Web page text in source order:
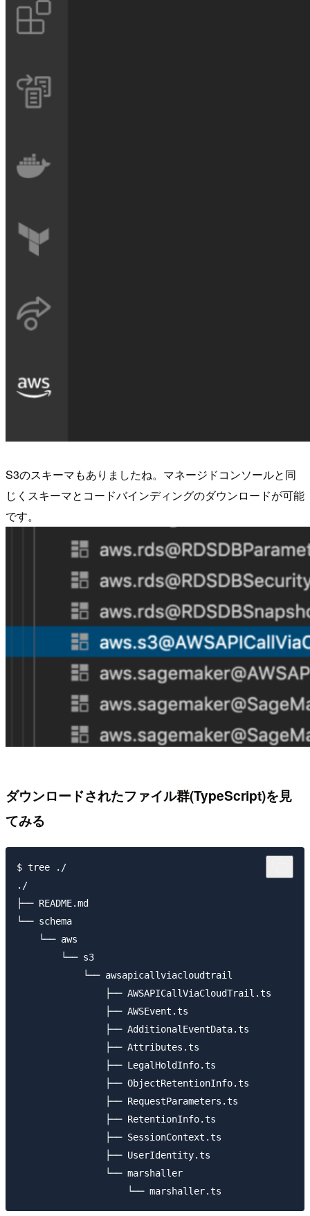
S3のスキーマもありましたね。マネージドコンソールと同
じくスキーマとコードバインディングのダウンロードが可能
です。
ダウンロードされたファイル群(TypeScript)を見
てみる
$ tree ./
./
├── README.md
└── schema
    └── aws
        └── s3
            └── awsapicallviacloudtrail
                ├── AWSAPICallViaCloudTrail.ts
                ├── AWSEvent.ts
                ├── AdditionalEventData.ts
                ├── Attributes.ts
                ├── LegalHoldInfo.ts
                ├── ObjectRetentionInfo.ts
                ├── RequestParameters.ts
                ├── RetentionInfo.ts
                ├── SessionContext.ts
                ├── UserIdentity.ts
                └── marshaller